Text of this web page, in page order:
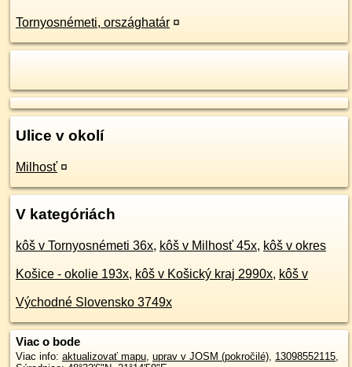
Tornyosnémeti, országhatár ¤
Ulice v okolí
Milhosť ¤
V kategóriách
kôš v Tornyosnémeti 36x, kôš v Milhosť 45x, kôš v okres
Košice - okolie 193x, kôš v Košický kraj 2990x, kôš v
Východné Slovensko 3749x
Viac o bode
Viac info: aktualizovať mapu, uprav v JOSM (pokročilé), 13098552115,